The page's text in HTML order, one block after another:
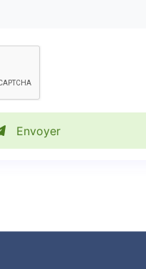
Envoyer